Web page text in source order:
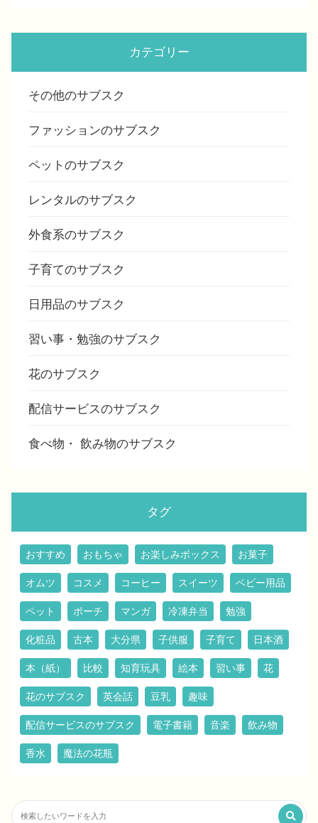
カテゴリー
その他のサブスク
ファッションのサブスク
ペットのサブスク
レンタルのサブスク
外食系のサブスク
子育てのサブスク
日用品のサブスク
習い事・勉強のサブスク
花のサブスク
配信サービスのサブスク
食べ物・ 飲み物のサブスク
タグ
おすすめ おもちゃ お楽しみボックス お菓子
オムツ コスメ コーヒー スイーツ ベビー用品
ペット ポーチ マンガ 冷凍弁当 勉強
化粧品 古本 大分県 子供服 子育て 日本酒
本（紙） 比較 知育玩具 絵本 習い事 花
花のサブスク 英会話 豆乳 趣味
配信サービスのサブスク 電子書籍 音楽 飲み物
香水 魔法の花瓶